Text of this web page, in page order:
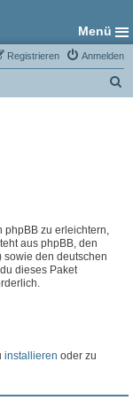
Menü
Anmelden
Registrieren
phpBB zu erleichtern,
aus phpBB, den
sowie den deutschen
dieses Paket
installieren oder zu